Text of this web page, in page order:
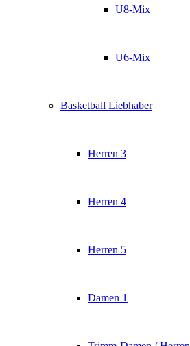
U8-Mix
U6-Mix
Basketball Liebhaber
Herren 3
Herren 4
Herren 5
Damen 1